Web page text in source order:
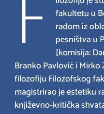
fakultetu u
radom iz
pesništva u
[komisija:
Branko Pavlović i
filozofiju Filozofskog
magistrirao je estetiku
književno-kritička